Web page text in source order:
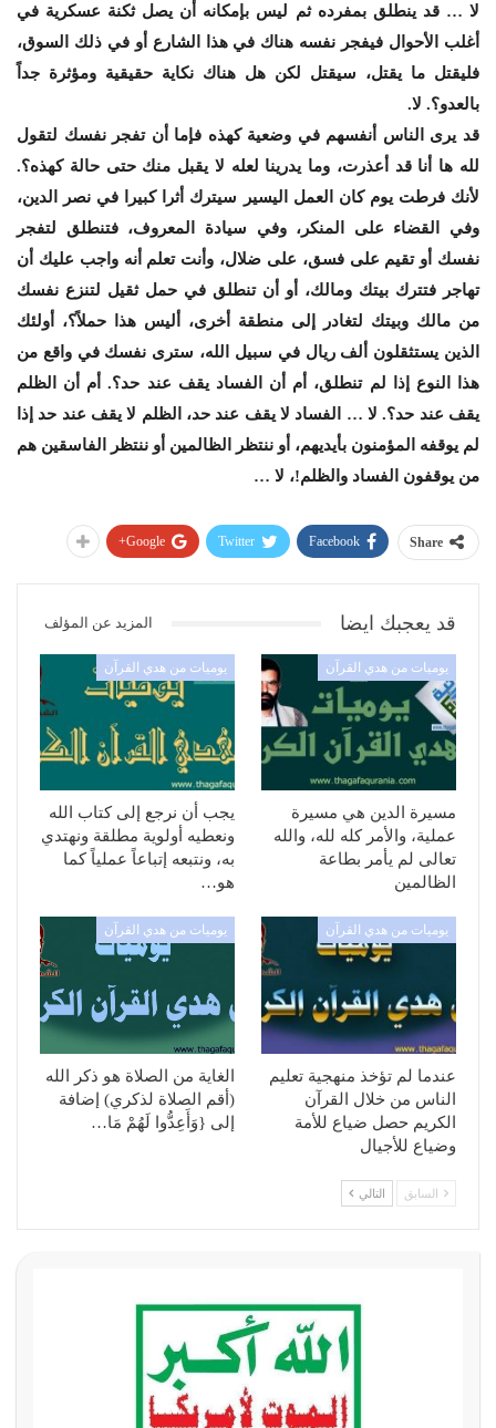
لا … قد ينطلق بمفرده ثم ليس بإمكانه أن يصل ثكنة عسكرية في
أغلب الأحوال فيفجر نفسه هناك في هذا الشارع أو في ذلك السوق،
فليقتل ما يقتل، سيقتل لكن هل هناك نكاية حقيقية ومؤثرة جداً
بالعدو؟. لا.
قد يرى الناس أنفسهم في وضعية كهذه فإما أن تفجر نفسك لتقول
لله ها أنا قد أعذرت، وما يدرينا لعله لا يقبل منك حتى حالة كهذه؟.
لأنك فرطت يوم كان العمل اليسير سيترك أثرا كبيرا في نصر الدين،
وفي القضاء على المنكر، وفي سيادة المعروف، فتنطلق لتفجر
نفسك أو تقيم على فسق، على ضلال، وأنت تعلم أنه واجب عليك أن
تهاجر فتترك بيتك ومالك، أو أن تنطلق في حمل ثقيل لتنزع نفسك
من مالك وبيتك لتغادر إلى منطقة أخرى، أليس هذا حملاً؟، أولئك
الذين يستثقلون ألف ريال في سبيل الله، سترى نفسك في واقع من
هذا النوع إذا لم تنطلق، أم أن الفساد يقف عند حد؟. أم أن الظلم
يقف عند حد؟. لا … الفساد لا يقف عند حد، الظلم لا يقف عند حد إذا
لم يوقفه المؤمنون بأيديهم، أو ننتظر الظالمين أو ننتظر الفاسقين هم
من يوقفون الفساد والظلم!، لا …
Share
Facebook
Twitter
Google+
قد يعجبك ايضا المزيد عن المؤلف
يوميات من هدي القرآن
مسيرة الدين هي مسيرة
عملية، والأمر كله لله، والله
تعالى لم يأمر بطاعة
الظالمين
يوميات من هدي القرآن
يجب أن نرجع إلى كتاب الله
ونعطيه أولوية مطلقة ونهتدي
به، ونتبعه إتباعاً عملياً كما
هو…
يوميات من هدي القرآن
عندما لم تؤخذ منهجية تعليم
الناس من خلال القرآن
الكريم حصل ضياع للأمة
وضياع للأجيال
يوميات من هدي القرآن
الغاية من الصلاة هو ذكر الله
(أقم الصلاة لذكري) إضافة
إلى {وَأَعِدُّوا لَهُمْ مَا…
السابق التالي